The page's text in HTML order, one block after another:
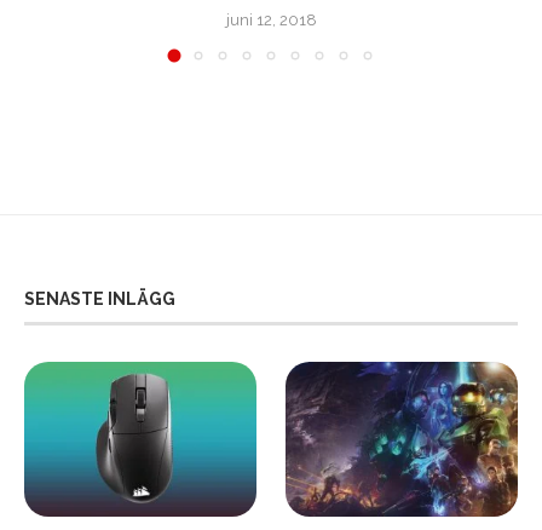
juni 12, 2018
SENASTE INLÄGG